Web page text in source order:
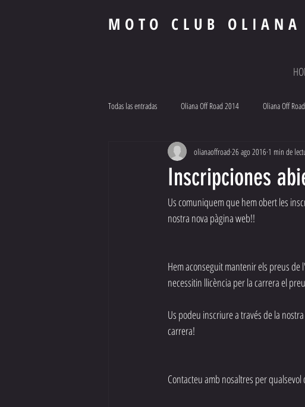
MOTO CLUB OLIANA
Todas las entradas Oliana Off Road 2014 Oliana Off
Oliana Off Road 2016
Inscripciones
olianaoffroad26 ago 2016 1 min de
Us comuniquem que hem obert les
nostra nova pàgina web!!
Hem aconseguit mantenir els preus
necessitin llicència per la carrera el
Us podeu inscriure a través de la
carrera!
Contacteu amb nosaltres per